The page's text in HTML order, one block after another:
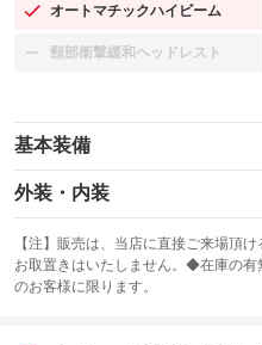
オートマチックハイビーム
：装備あり
頸部衝撃緩和ヘッドレスト
：装備なし
基本装備
エアバッグ：運転席/助手席/サイド
：装備あり
：装備なし
サンルーフ
：装備なし
外装・内装
カーナビ：メモリーナビ他
：装備あり
TV：フルセグ
：装備あり
【注】販売は、当店に直接ご来場頂
お取置きはいたしません。◆在庫の
のお客様に限ります。